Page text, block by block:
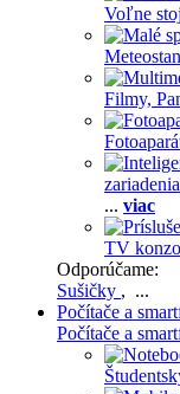
Voľne
Filmy,
... viac
TV
Odporúčame:
Sušičky , ...
Počítače a
Počítače a